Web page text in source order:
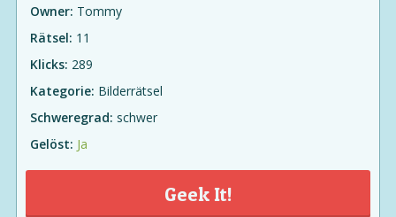
Owner: Tommy
Rätsel: 11
Klicks: 289
Kategorie: Bilderrätsel
Schweregrad: schwer
Gelöst: Ja
Geek It!